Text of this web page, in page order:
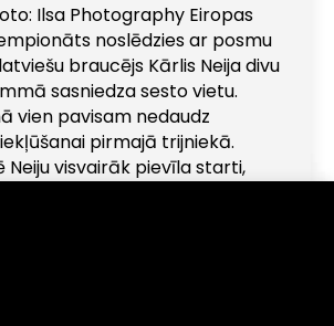
Ilsa Photography Eiropas
noslēdzies ar posmu
braucējs Kārlis Neija divu
sasniedza sesto vietu.
vien pavisam nedaudz
pirmajā trijniekā.
Neiju visvairāk pievīla starti,